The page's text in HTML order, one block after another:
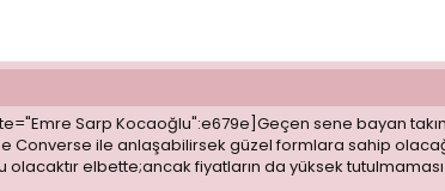
Sarp Kocaoğlu":e679e]Geçen sene bayan
Converse ile anlaşabilirsek güzel formlara sahip
olacaktır elbette;ancak fiyatların da yüksek